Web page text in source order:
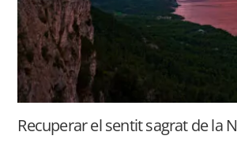
Recuperar el sentit sagrat de la